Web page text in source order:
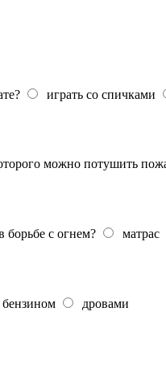
играть со спичками
можно потушить
с огнем? матрас
бензином дровами